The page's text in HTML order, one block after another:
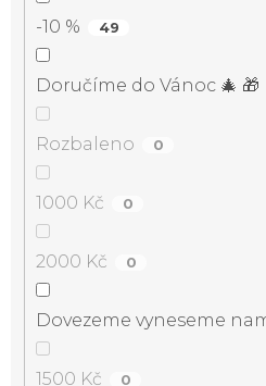
-10 % 49
Doručíme do Vánoc 🎄 🎁
Rozbaleno 0
1000 Kč 0
2000 Kč 0
Dovezeme vyneseme
1500 Kč 0